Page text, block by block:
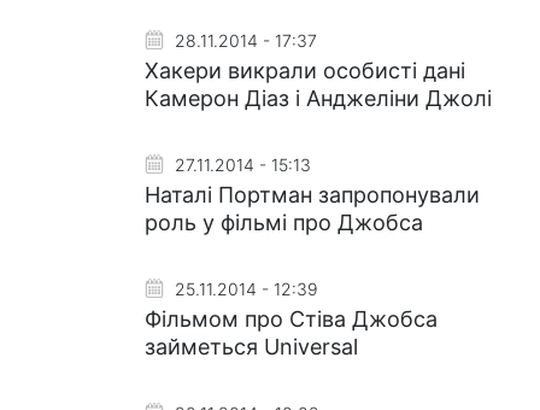
28.11.2014 - 17:37
Хакери викрали особисті дані
Камерон Діаз і Анджеліни Джолі
27.11.2014 - 15:13
Наталі Портман запропонували
роль у фільмі про Джобса
25.11.2014 - 12:39
Фільмом про Стіва Джобса
займеться Universal